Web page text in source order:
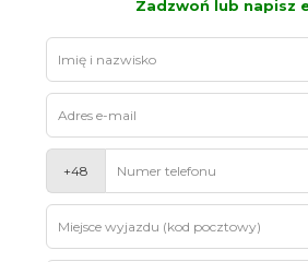
Zadzwoń lub napisz
Leave
this
field
blank
+48